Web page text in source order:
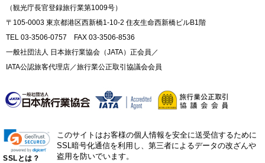
（観光庁長官登録旅行業第1009号）
〒105-0003 東京都港区西新橋1-10-2 住友生命西新橋ビルB1階
TEL 03-3506-0757 FAX 03-3506-8536
一般社団法人 日本旅行業協会（JATA）正会員／
IATA公認旅客代理店／旅行業公正取引協議会会員
SSLとは？
このサイトはお客様の個人情報を安全に送受信するために
SSL暗号化通信を利用し、第三者によるデータの改ざんや
盗用を防いでいます。